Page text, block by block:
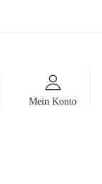
Mein Konto